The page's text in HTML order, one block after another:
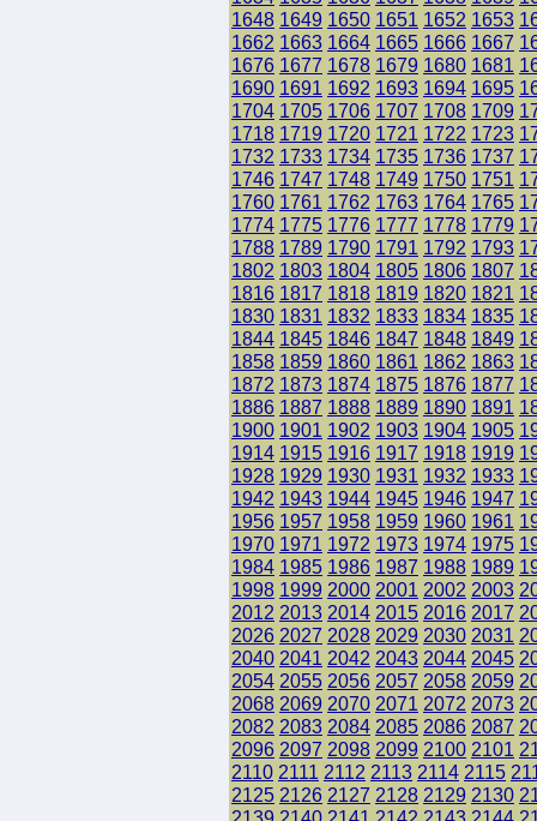
1648 1649 1650 1651 1652 1653
1662 1663 1664 1665 1666 1667
1676 1677 1678 1679 1680 1681
1690 1691 1692 1693 1694 1695
1704 1705 1706 1707 1708 1709
1718 1719 1720 1721 1722 1723
1732 1733 1734 1735 1736 1737
1746 1747 1748 1749 1750 1751
1760 1761 1762 1763 1764 1765
1774 1775 1776 1777 1778 1779
1788 1789 1790 1791 1792 1793
1802 1803 1804 1805 1806 1807
1816 1817 1818 1819 1820 1821
1830 1831 1832 1833 1834 1835
1844 1845 1846 1847 1848 1849
1858 1859 1860 1861 1862 1863
1872 1873 1874 1875 1876 1877
1886 1887 1888 1889 1890 1891
1900 1901 1902 1903 1904 1905
1914 1915 1916 1917 1918 1919
1928 1929 1930 1931 1932 1933
1942 1943 1944 1945 1946 1947
1956 1957 1958 1959 1960 1961
1970 1971 1972 1973 1974 1975
1984 1985 1986 1987 1988 1989
1998 1999 2000 2001 2002 2003
2012 2013 2014 2015 2016 2017
2026 2027 2028 2029 2030 2031
2040 2041 2042 2043 2044 2045
2054 2055 2056 2057 2058 2059
2068 2069 2070 2071 2072 2073
2082 2083 2084 2085 2086 2087
2096 2097 2098 2099 2100 2101
2110 2111 2112 2113 2114 2115
2125 2126 2127 2128 2129 2130